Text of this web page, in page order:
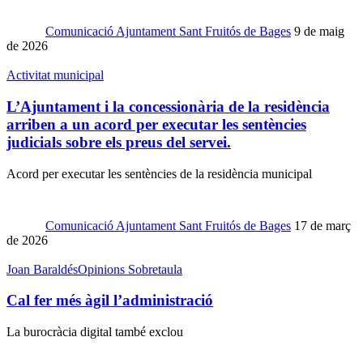
Comunicació Ajuntament Sant Fruitós de Bages 9 de maig
de 2026
Activitat municipal
L’Ajuntament i la concessionària de la residència
arriben a un acord per executar les sentències
judicials sobre els preus del servei.
Acord per executar les sentències de la residència municipal
Comunicació Ajuntament Sant Fruitós de Bages 17 de març
de 2026
Joan BaraldésOpinions Sobretaula
Cal fer més àgil l’administració
La burocràcia digital també exclou